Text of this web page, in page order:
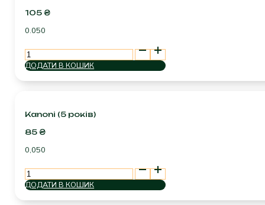
105₴
0.050
Metaxa
5
Stars
кількість
ДОДАТИ В КОШИК
Kanoni (5 років)
85₴
0,050
Kanoni
(5
років)
кількість
ДОДАТИ В КОШИК